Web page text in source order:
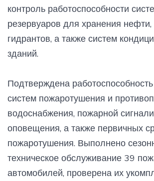
контроль работоспособности
резервуаров для хранения
гидрантов, а также систем
зданий.
Подтверждена
систем пожаротушения и
водоснабжения, пожарной
оповещения, а также первичных
пожаротушения. Выполнено
техническое обслуживание 39
автомобилей, проверена их